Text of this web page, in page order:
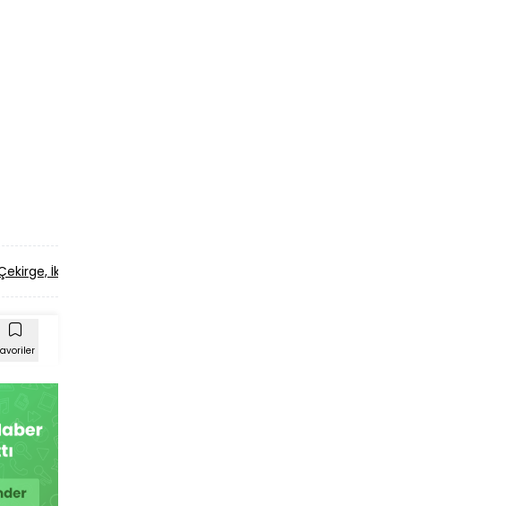
Çekirge, İki Sıçrarsın Çekirge, Sonunda Yakalanırsın Çekirge (Üçüncüsünde